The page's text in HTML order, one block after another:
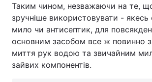
Таким чином, незважаючи на те,
зручніше використовувати - якесь
мило чи антисептик, для
основним засобом все ж повинно
миття рук водою та звичайним
зайвих компонентів.